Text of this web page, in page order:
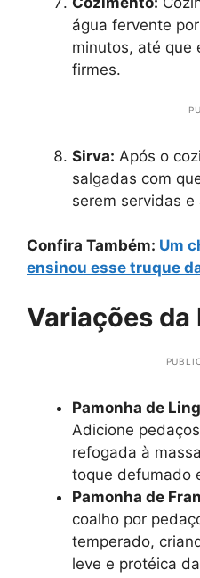
água fervente
minutos, até que
firmes.
Sirva: Após o
salgadas com
serem servidas e
Confira Também: Um
ensinou esse truque
Variações da
Pamonha de
Adicione
refogada à
toque defumado
Pamonha de
coalho por
temperado,
leve e protéica